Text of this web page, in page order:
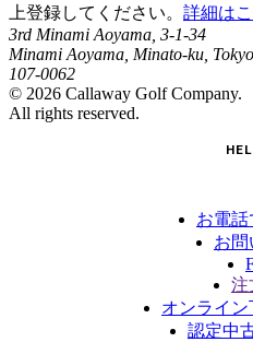
上登録してください。 詳細は
3rd Minami Aoyama, 3-1-34
Minami Aoyama, Minato-ku, Tokyo
107-0062
© 2026 Callaway Golf Company.
All rights reserved.
お電話
お問
注
オンライ
認定中